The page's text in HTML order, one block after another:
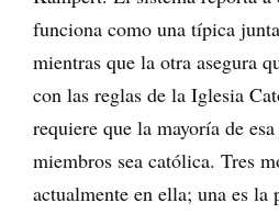
funciona como una típica
mientras que la otra asegura
con las reglas de la Iglesia
requiere que la mayoría de
miembros sea católica. Tres
actualmente en ella; una es la